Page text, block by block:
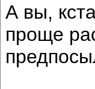
А вы,
проще